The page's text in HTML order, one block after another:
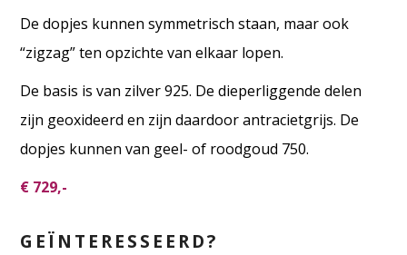
De dopjes kunnen symmetrisch staan, maar ook
“zigzag” ten opzichte van elkaar lopen.
De basis is van zilver 925. De dieperliggende delen
zijn geoxideerd en zijn daardoor antracietgrijs. De
dopjes kunnen van geel- of roodgoud 750.
€ 729,-
GEÏNTERESSEERD?